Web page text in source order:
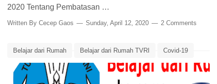
2020 Tentang Pembatasan …
Written By Cecep Gaos Sunday, April 12, 2020 2 Comments
Belajar dari Rumah Belajar dari Rumah TVRI Covid-19
Edunews Virus Corona